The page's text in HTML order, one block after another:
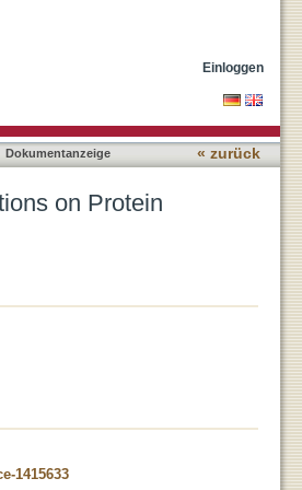
Einloggen
Dokumentanzeige « zurück
on Protein
1415633